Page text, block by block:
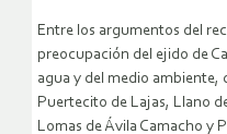
Entre los argumentos del
preocupación del ejido de
agua y del medio ambiente,
Puertecito de Lajas, Llano
Lomas de Ávila Camacho y